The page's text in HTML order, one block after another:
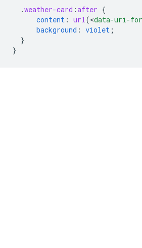
.weather-card :after {
content : url (<data-uri-
background : violet ;
}
}